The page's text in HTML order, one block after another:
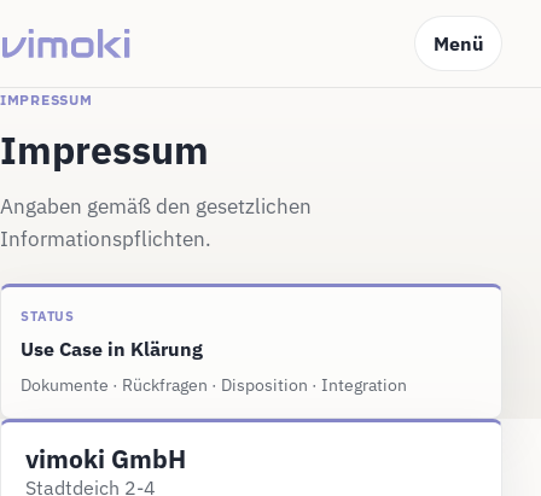
Menü
IMPRESSUM
Impressum
Angaben gemäß den gesetzlichen
Informationspflichten.
STATUS
Use Case in Klärung
Dokumente · Rückfragen · Disposition · Integration
vimoki GmbH
Stadtdeich 2-4